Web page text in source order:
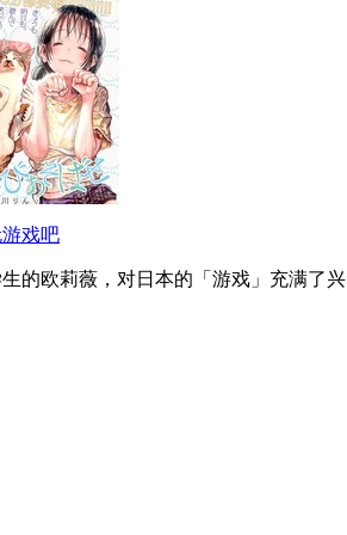
戏吧
的欧莉薇，对日本的「游戏」充满了兴